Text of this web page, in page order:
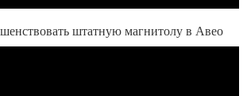
штатную магнитолу в Авео